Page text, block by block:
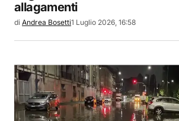
allagamenti
di Andrea Bosetti1 Luglio 2026, 16:58